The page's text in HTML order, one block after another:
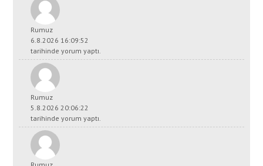
Rumuz
6.8.2026 16:09:52
tarihinde yorum yaptı.
Rumuz
5.8.2026 20:06:22
tarihinde yorum yaptı.